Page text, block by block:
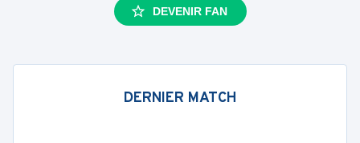
DEVENIR FAN
DERNIER MATCH